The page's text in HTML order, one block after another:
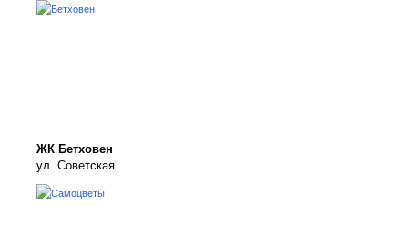
ЖК Бетховен
ул. Советская